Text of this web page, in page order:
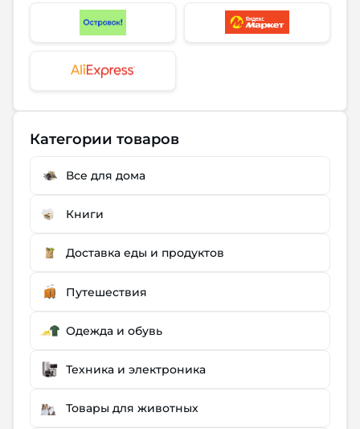
Категории товаров
Все для дома
Книги
Доставка еды и продуктов
Путешествия
Одежда и обувь
Техника и электроника
Товары для животных